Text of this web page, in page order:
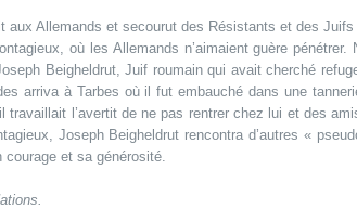
Allemands et secourut des Résistants et des
où les Allemands n’aimaient guère
Beigheldrut, Juif roumain qui avait cherché
arriva à Tarbes où il fut embauché dans une
l’avertit de ne pas rentrer chez lui et des
Joseph Beigheldrut rencontra d’autres «
et sa générosité.